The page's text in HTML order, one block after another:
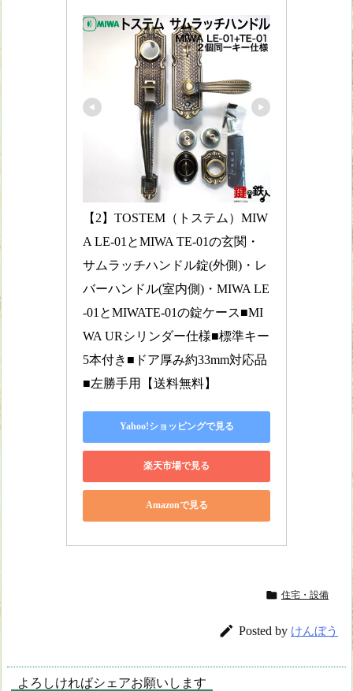
【2】TOSTEM（トステム）MIW
A LE-01とMIWA TE-01の玄関・
サムラッチハンドル錠(外側)・レ
バーハンドル(室内側)・MIWA LE
-01とMIWATE-01の錠ケース■MI
WA URシリンダー仕様■標準キー
5本付き■ドア厚み約33mm対応品
■左勝手用【送料無料】
Yahoo!ショッピングで見る
楽天市場で見る
Amazonで見る
 住宅・設備
 Posted by けんぼう
よろしければシェアお願いします